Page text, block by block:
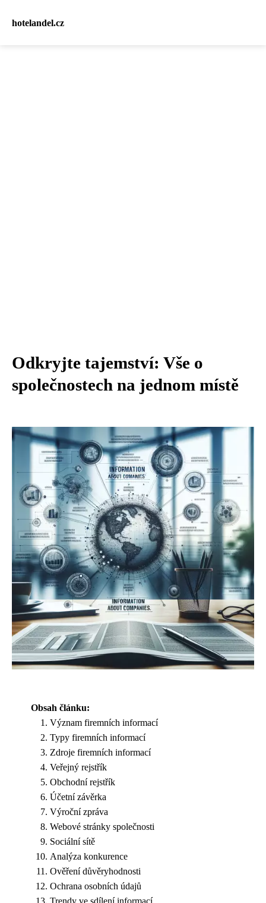
hotelandel.cz
Odkryjte tajemství: Vše o
společnostech na jednom místě
Obsah článku:
Význam firemních informací
Typy firemních informací
Zdroje firemních informací
Veřejný rejstřík
Obchodní rejstřík
Účetní závěrka
Výroční zpráva
Webové stránky společnosti
Sociální sítě
Analýza konkurence
Ověření důvěryhodnosti
Ochrana osobních údajů
Trendy ve sdílení informací